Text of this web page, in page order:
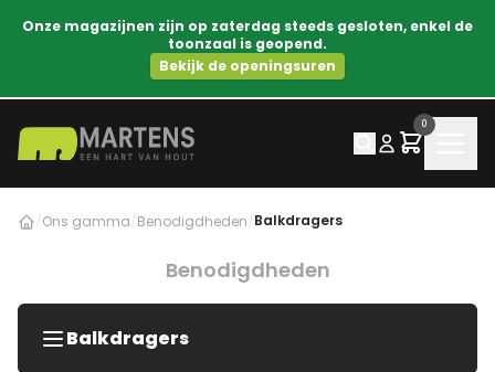
Onze magazijnen zijn op zaterdag steeds gesloten, enkel de
toonzaal is geopend.
Bekijk de openingsuren
0
/Ons gamma/Benodigdheden/Balkdragers
Benodigdheden
Balkdragers